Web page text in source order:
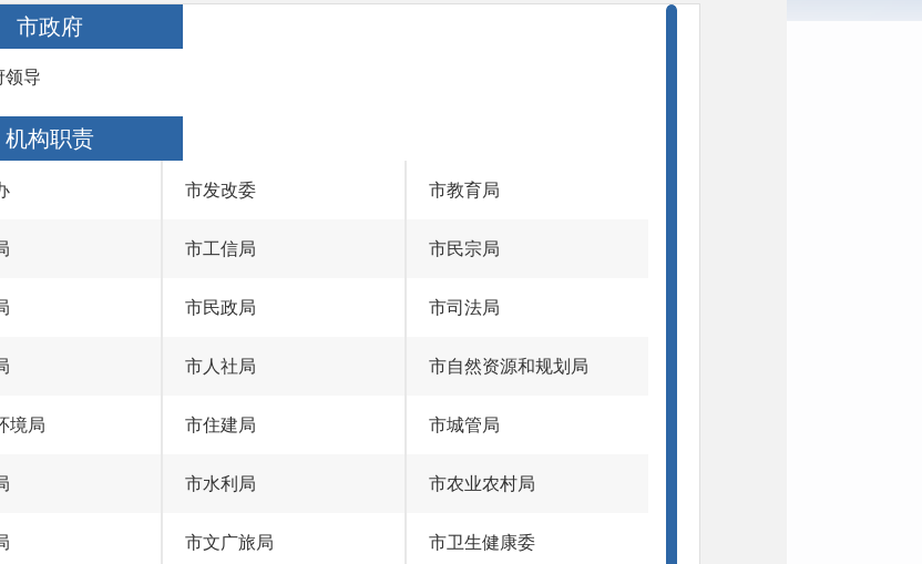
市政府
领导
机构职责
市发改委 市教育局
市工信局 市民宗局
市民政局 市司法局
市人社局 市自然资源和规划局
境局 市住建局 市城管局
市水利局 市农业农村局
市文广旅局 市卫生健康委